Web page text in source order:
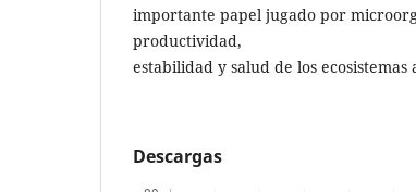
importante papel jugado por
productividad,
estabilidad y salud de los ecosistemas
Descargas